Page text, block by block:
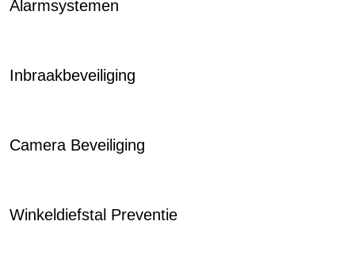
Alarmsystemen
Inbraakbeveiliging
Camera Beveiliging
Winkeldiefstal Preventie